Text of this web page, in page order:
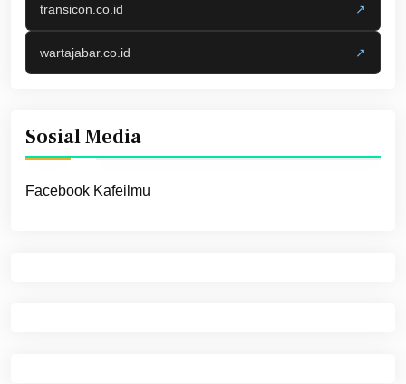
transicon.co.id ↗
wartajabar.co.id ↗
Sosial Media
Facebook Kafeilmu